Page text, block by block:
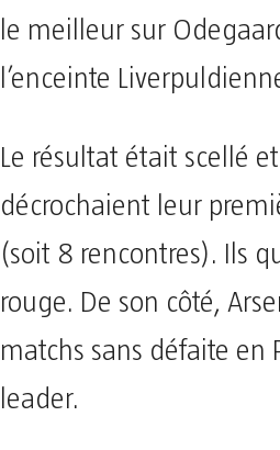
le meilleur sur
l’enceinte
Le résultat était scellé
décrochaient leur
(soit 8 rencontres). Ils
rouge. De son côté,
matchs sans défaite en
leader.